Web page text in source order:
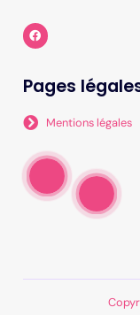
Pages
Mentions légales